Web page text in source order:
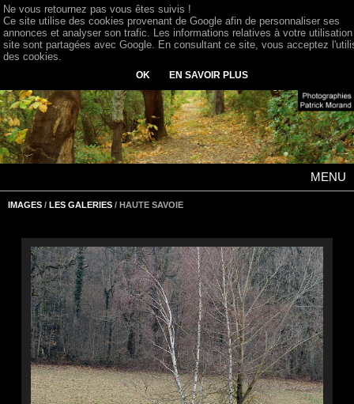
MENU
IMAGES / LES GALERIES / HAUTE SAVOIE
Ne vous retournez pas vous êtes suivis !
Ce site utilise des cookies provenant de Google afin de personnaliser ses
annonces et analyser son trafic. Les informations relatives à votre
site sont partagées avec Google. En consultant ce site, vous acceptez
des cookies.
OK EN SAVOIR PLUS